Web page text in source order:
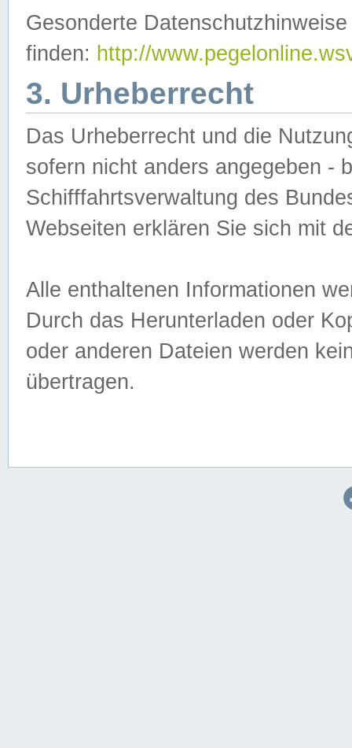
Gesonderte
finden: http://
3. Urheberrecht
Das Urheberrecht und die
sofern nicht anders angegeben -
Schifffahrtsverwaltung des
Webseiten erklären Sie sich mit
Alle enthaltenen Informationen
Durch das Herunterladen oder
oder anderen Dateien werden
übertragen.